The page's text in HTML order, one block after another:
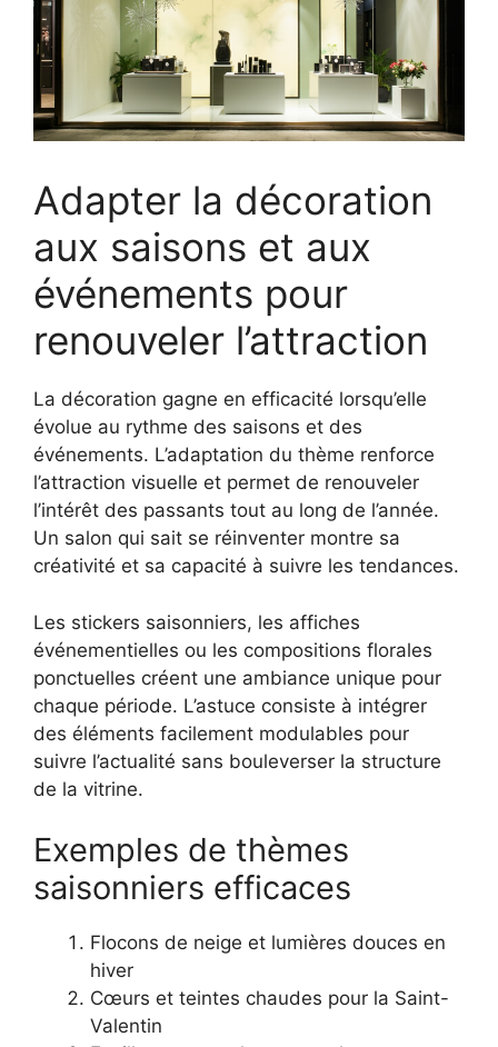
Adapter la décoration
aux saisons et aux
événements pour
renouveler l’attraction
La décoration gagne en efficacité lorsqu’elle
évolue au rythme des saisons et des
événements. L’adaptation du thème renforce
l’attraction visuelle et permet de renouveler
l’intérêt des passants tout au long de l’année.
Un salon qui sait se réinventer montre sa
créativité et sa capacité à suivre les tendances.
Les stickers saisonniers, les affiches
événementielles ou les compositions florales
ponctuelles créent une ambiance unique pour
chaque période. L’astuce consiste à intégrer
des éléments facilement modulables pour
suivre l’actualité sans bouleverser la structure
de la vitrine.
Exemples de thèmes
saisonniers efficaces
Flocons de neige et lumières douces en
hiver
Cœurs et teintes chaudes pour la Saint-
Valentin